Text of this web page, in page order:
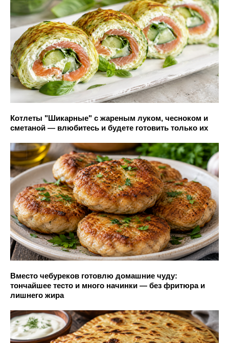
Котлеты "Шикарные" с жареным луком, чесноком и
сметаной — влюбитесь и будете готовить только их
Вместо чебуреков готовлю домашние чуду:
тончайшее тесто и много начинки — без фритюра и
лишнего жира